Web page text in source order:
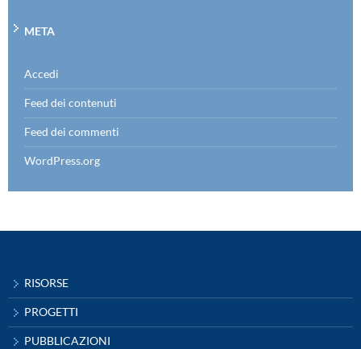
META
Accedi
Feed dei contenuti
Feed dei commenti
WordPress.org
RISORSE
PROGETTI
PUBBLICAZIONI